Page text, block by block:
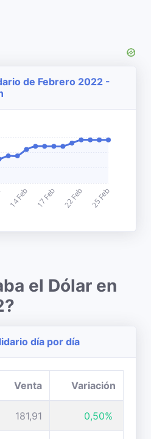
de Febrero 2022 -
el Dólar en
día por día
Venta Variación
181,91 0,50%